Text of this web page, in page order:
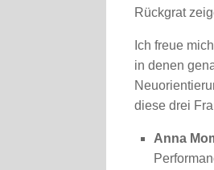
Rückgrat
Ich freue
in denen
diese drei
Anna